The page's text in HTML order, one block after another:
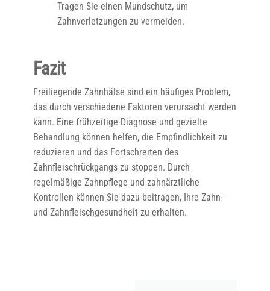
Tragen Sie einen Mundschutz, um
Zahnverletzungen zu vermeiden.
Fazit
Freiliegende Zahnhälse sind ein häufiges Problem,
das durch verschiedene Faktoren verursacht werden
kann. Eine frühzeitige Diagnose und gezielte
Behandlung können helfen, die Empfindlichkeit zu
reduzieren und das Fortschreiten des
Zahnfleischrückgangs zu stoppen. Durch
regelmäßige Zahnpflege und zahnärztliche
Kontrollen können Sie dazu beitragen, Ihre Zahn-
und Zahnfleischgesundheit zu erhalten.